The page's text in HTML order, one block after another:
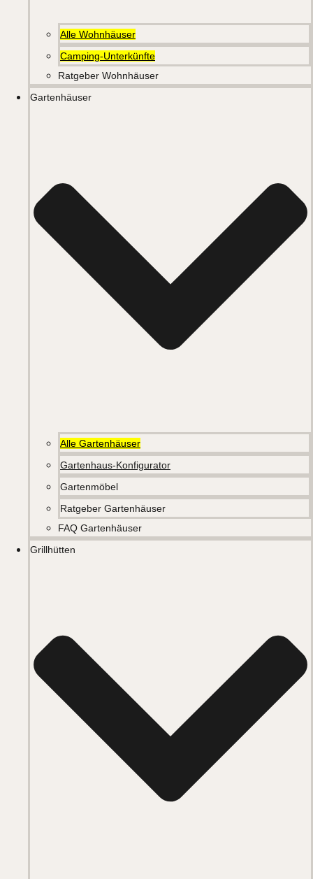
Alle Wohnhäuser
Camping-Unterkünfte
Ratgeber Wohnhäuser
Gartenhäuser
Alle Gartenhäuser
Gartenhaus-Konfigurator
Gartenmöbel
Ratgeber Gartenhäuser
FAQ Gartenhäuser
Grillhütten